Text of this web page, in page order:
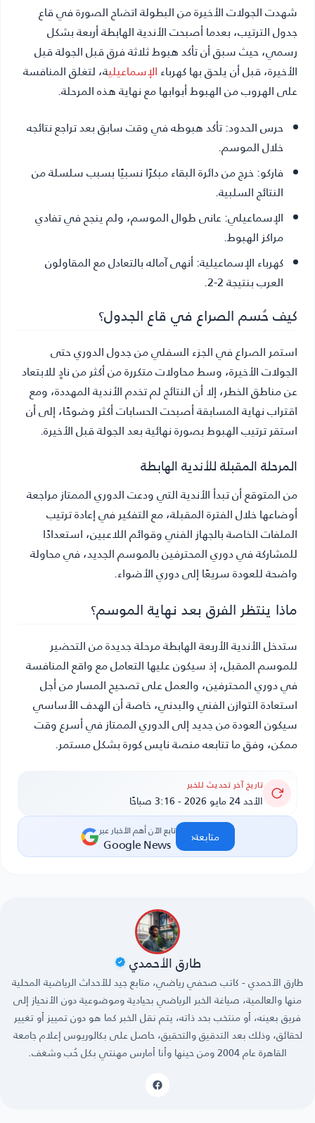
شهدت الجولات الأخيرة من البطولة اتضاح الصورة في قاع
جدول الترتيب، بعدما أصبحت الأندية الهابطة أربعة بشكل
رسمي، حيث سبق أن تأكد هبوط ثلاثة فرق قبل الجولة قبل
الأخيرة، قبل أن يلحق بها كهرباءالإسماعيلية، لتغلق المنافسة
على الهروب من الهبوط أبوابها مع نهاية هذه المرحلة.
حرس الحدود:تأكد هبوطه في وقت سابق بعد تراجع نتائجه
خلال الموسم.
فاركو:خرج من دائرة البقاء مبكرًا نسبيًا بسبب سلسلة من
النتائج السلبية.
الإسماعيلي:عانى طوال الموسم، ولم ينجح في تفادي
مراكز الهبوط.
كهرباء الإسماعيلية:أنهى آماله بالتعادل مع المقاولون
العرب بنتيجة 2-2.
كيف حُسم الصراع في قاع الجدول؟
استمر الصراع في الجزء السفلي من جدول الدوري حتى
الجولات الأخيرة، وسط محاولات متكررة من أكثر من نادٍ للابتعاد
عن مناطق الخطر، إلا أن النتائج لم تخدم الأندية المهددة، ومع
اقتراب نهاية المسابقة أصبحت الحسابات أكثر وضوحًا، إلى أن
استقر ترتيب الهبوط بصورة نهائية بعد الجولة قبل الأخيرة.
المرحلة المقبلة للأندية الهابطة
من المتوقع أن تبدأ الأندية التي ودعت الدوري الممتاز مراجعة
أوضاعها خلال الفترة المقبلة، مع التفكير في إعادة ترتيب
الملفات الخاصة بالجهاز الفني وقوائم اللاعبين، استعدادًا
للمشاركة في دوري المحترفين بالموسم الجديد، في محاولة
واضحة للعودة سريعًا إلى دوري الأضواء.
ماذا ينتظر الفرق بعد نهاية الموسم؟
ستدخل الأندية الأربعة الهابطة مرحلة جديدة من التحضير
للموسم المقبل، إذ سيكون عليها التعامل مع واقع المنافسة
في دوري المحترفين، والعمل على تصحيح المسار من أجل
استعادة التوازن الفني والبدني، خاصة أن الهدف الأساسي
سيكون العودة من جديد إلى الدوري الممتاز في أسرع وقت
ممكن، وفق ما تتابعه منصة نايس كورة بشكل مستمر.
تاريخ آخر تحديث للخبر
الأحد 24 مايو 2026 - 3:16 صباحًا
تابع الآن أهم الأخبار عبر
Google News متابعة‹
طارق الأحمدي
طارق الأحمدي - كاتب صحفي رياضي، متابع جيد للأحداث الرياضية المحلية
منها والعالمية، صياغة الخبر الرياضي بحيادية وموضوعية دون الأنحياز إلى
فريق بعينه، أو منتخب بحد ذاته، يتم نقل الخبر كما هو دون تمييز أو تغيير
لحقائق، وذلك بعد التدقيق والتحقيق، حاصل على بكالوريوس إعلام جامعة
القاهرة عام 2004 ومن حينها وأنا أمارس مهنتي بكل حُب وشغف.